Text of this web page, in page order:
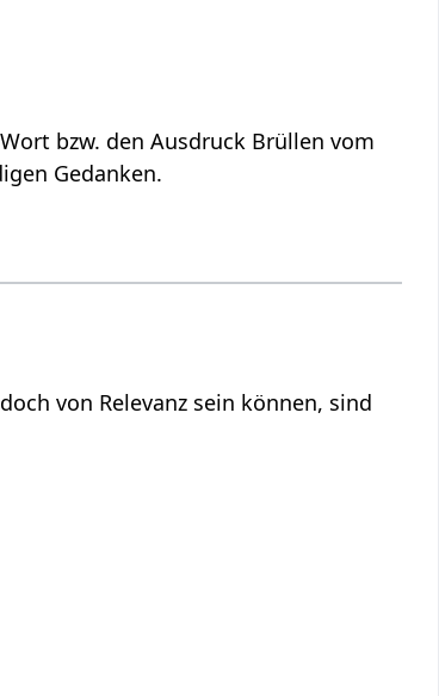
interpretiert hier das Wort bzw. den Ausdruck Brüllen‏‎ vom
Gedanken.